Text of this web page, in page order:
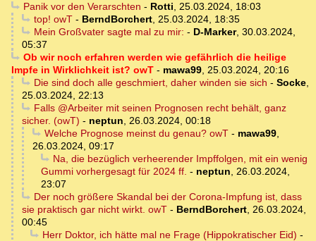
Panik vor den Verarschten - Rotti, 25.03.2024, 18:03
top! owT- BerndBorchert, 25.03.2024, 18:35
Mein Großvater sagte mal zu mir: - D-Marker, 30.03.2024,
05:37
Ob wir noch erfahren werden wie gefährlich die heilige
Impfe in Wirklichkeit ist? owT - mawa99, 25.03.2024, 20:16
Die sind doch alle geschmiert, daher winden sie sich - Socke,
25.03.2024, 22:13
Falls @Arbeiter mit seinen Prognosen recht behält, ganz
sicher. (owT) - neptun, 26.03.2024, 00:18
Welche Prognose meinst du genau? owT- mawa99,
26.03.2024, 09:17
Na, die bezüglich verheerender Impffolgen, mit ein wenig
Gummi vorhergesagt für 2024 ff. - neptun, 26.03.2024,
23:07
Der noch größere Skandal bei der Corona-Impfung ist, dass
sie praktisch gar nicht wirkt. owT - BerndBorchert, 26.03.2024,
00:45
Herr Doktor, ich hätte mal ne Frage (Hippokratischer Eid) -